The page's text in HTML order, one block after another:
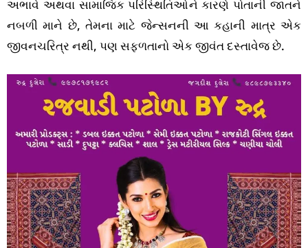
અભાવે અથવા સામાજિક પરિસ્થિતિઓને કારણે પોતાની જાતને
નબળી માને છે, તેમના માટે જેન્સનની આ કહાની માત્ર એક
જીવનચરિત્ર નથી, પણ સફળતાનો એક જીવંત દસ્તાવેજ છે.